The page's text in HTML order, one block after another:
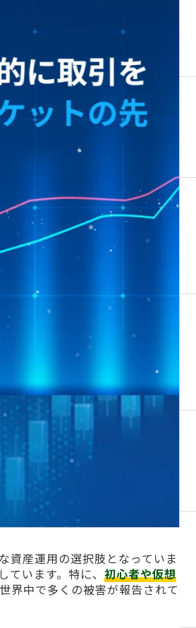
資産運用の選択肢となっていま
います。特に、 初心者や仮想
界中で多くの被害が報告されて